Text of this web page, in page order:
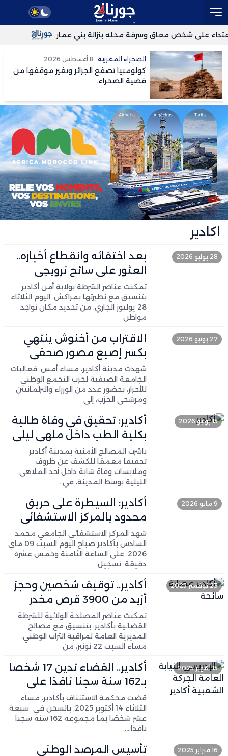
انقطاع على شخص معاق وسرقة محله بنزالة بني عمار
في مزاعم تعرض قاصرات مغربيات لاعتداء جنسي
الصحراء المغربية 8 أغسطس 2026
كولومبيا تصفع الجزائر وتغير موقفها من
قضية الصحراء.
اكادير
28 يوليو 2026
بعد اختفائه وانقطاع أخباره..
العثور على سائح نرويجي
بأكادير
تمكنت عناصر الشرطة بولاية أمن أكادير
بتنسيق مع نظيرتها بمراكش، اليوم الثلاثاء
28 يوليوز الجاري، من تحديد مكان تواجد
مواطن
27 يونيو 2026
الاقتراب من أخنوش ينتهي
بكسر إصبع مصور صحفي
شهدت مدينة أكادير، مساء أمس، فعاليات
الجامعة الصيفية لحزب التجمع الوطني
للأحرار، بحضور عدد من الوزراء والبرلمانيين
ومرشحي الحزب، إلى
15 يونيو 2026
أكادير: تحقيق في وفاة طالبة
بكلية الطب داخل ملهى ليلي
باشرت المصالح الأمنية بمدينة أكادير
تحقيقا معمقا للكشف عن ظروف
وملابسات وفاة شابة داخل أحد الملاهي
الليلية بوسط المدينة، في…
9 مايو 2026
أكادير: السيطرة على حريق
محدود بالمركز الاستشفائي
الجامعي محمد السادس دون
تسجيل خسائر
شهد المركز الاستشفائي الجامعي محمد
السادس بأكادير صباح اليوم السبت 09 ماي
2026، على الساعة الثامنة وخمس عشرة
دقيقة، تسجيل
23 نوفمبر 2025
أكادير.. توقيف شخصين وحجز
أزيد من 3900 قرص مخدر
تمكنت عناصر المصلحة الولائية للشرطة
القضائية بأكادير، بتنسيق مع مصالح
المديرية العامة لمراقبة التراب الوطني،
مساء السبت 22 نونبر، من
15 أكتوبر 2025
أكادير.. القضاء تدين 17 شخصًا
بـ162 سنة سجنا نافذا على
خلفية أحداث آيت عميرة
قضت محكمة الاستئناف بأكادير، مساء
الثلاثاء 14 أكتوبر 2025، بالسجن في سبعة
عشر شخصًا بما مجموعه 162 سنة سجنا
نافذا،…
16 فبراير 2025
تأسيس المرصد الوطني